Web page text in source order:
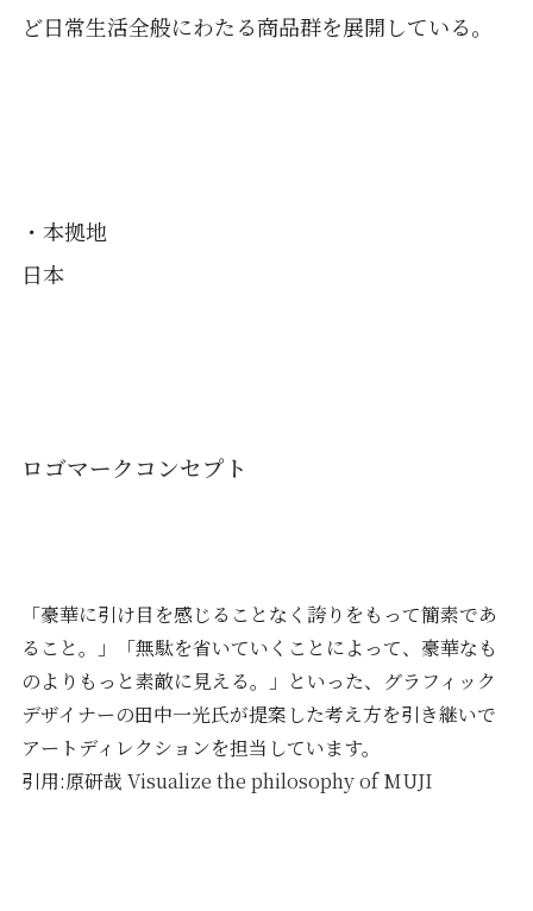
ど日常生活全般にわたる商品群を展開している。
・本拠地
日本
ロゴマークコンセプト
「豪華に引け目を感じることなく誇りをもって簡素であ
ること。」「無駄を省いていくことによって、豪華なも
のよりもっと素敵に見える。」といった、グラフィック
デザイナーの田中一光氏が提案した考え方を引き継いで
アートディレクションを担当しています。
引用:原研哉 Visualize the philosophy of MUJI